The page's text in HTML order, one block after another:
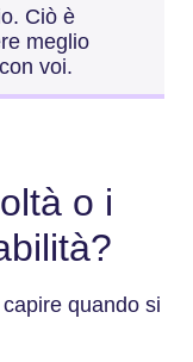
Ciò è
meglio
voi.
o i
quando si